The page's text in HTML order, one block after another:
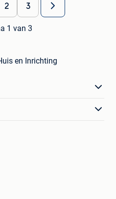
2 3
1 van 3
en Inrichting